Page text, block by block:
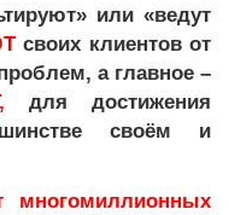
или «ведут
своих клиентов от
а главное –
, для достижения
своём и
многомиллионных